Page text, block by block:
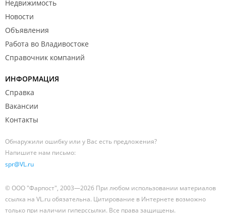
Недвижимость
Новости
Объявления
Работа во Владивостоке
Справочник компаний
ИНФОРМАЦИЯ
Справка
Вакансии
Контакты
Обнаружили ошибку или у Вас есть предложения?
Напишите нам письмо:
spr@VL.ru
© ООО "Фарпост", 2003—2026 При любом использовании материалов
ссылка на VL.ru обязательна. Цитирование в Интернете возможно
только при наличии гиперссылки. Все права защищены.